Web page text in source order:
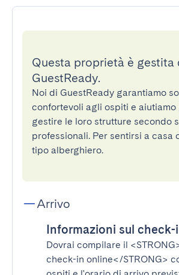
Questa proprietà è gestita
GuestReady.
Noi di GuestReady garantiamo
confortevoli agli ospiti e aiutiamo
gestire le loro strutture secondo
professionali. Per sentirsi a casa
tipo alberghiero.
Arrivo
Informazioni sul check-
Dovrai compilare il
check-in online</STRONG>